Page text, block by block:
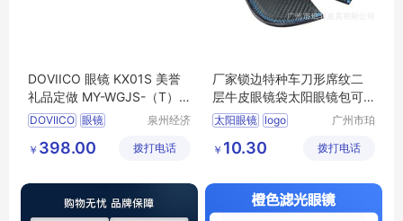
DOVIICO 眼镜 KX01S 美誉
礼品定做 MY-WGJS-（T）-
02
DOVIICO 眼镜
WGJS
T 02
泉州经济
区美誉商
￥ 398.00 拨打电话
厂家锁边特种车刀形席纹二
层牛皮眼镜袋太阳眼镜包可
加LOGO批发
太阳眼镜 logo
广州市珀
限公司
￥ 10.30 拨打电话